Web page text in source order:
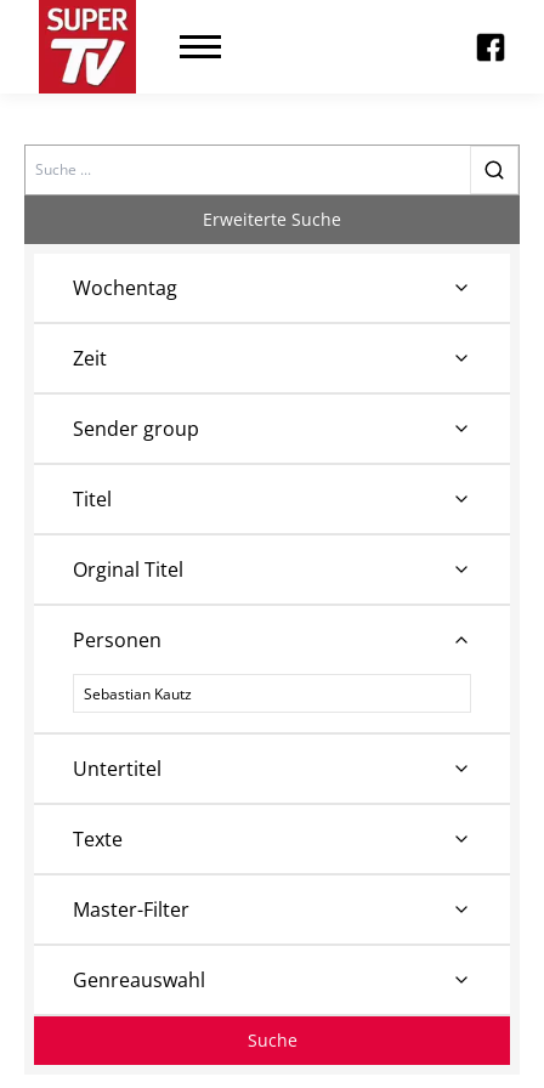
Search
Erweiterte Suche
Wochentag
Zeit
Sender group
Titel
Orginal Titel
Personen
Personen
Untertitel
Texte
Master-Filter
Genreauswahl
Suche